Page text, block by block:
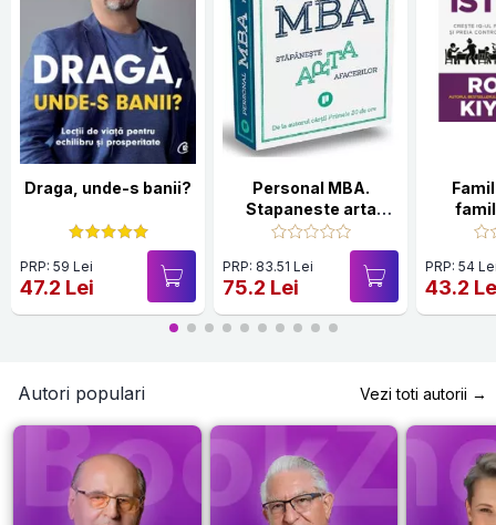
Draga, unde-s banii?
PRP: 59 Lei
47.2 Lei
Personal MBA.
Stapaneste arta
afacerilor
PRP: 83.51 Lei
75.2 Lei
PRP: 54
43.2
Autori populari Vezi toti autorii →